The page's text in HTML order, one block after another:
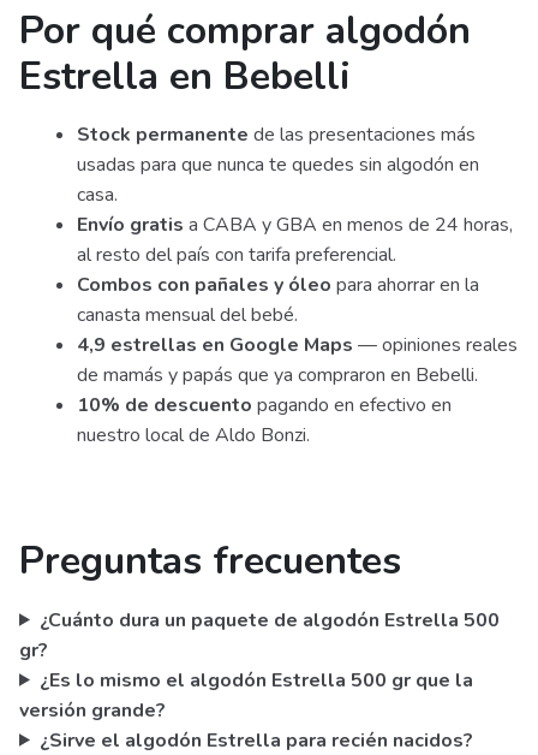
Por qué comprar algodón
Estrella en Bebelli
Stock permanente de las presentaciones más
usadas para que nunca te quedes sin algodón en
casa.
Envío gratis a CABA y GBA en menos de 24 horas,
al resto del país con tarifa preferencial.
Combos con pañales y óleo para ahorrar en la
canasta mensual del bebé.
4,9 estrellas en Google Maps — opiniones reales
de mamás y papás que ya compraron en Bebelli.
10% de descuento pagando en efectivo en
nuestro local de Aldo Bonzi.
Preguntas frecuentes
¿Cuánto dura un paquete de algodón Estrella 500
gr?
¿Es lo mismo el algodón Estrella 500 gr que la
versión grande?
¿Sirve el algodón Estrella para recién nacidos?